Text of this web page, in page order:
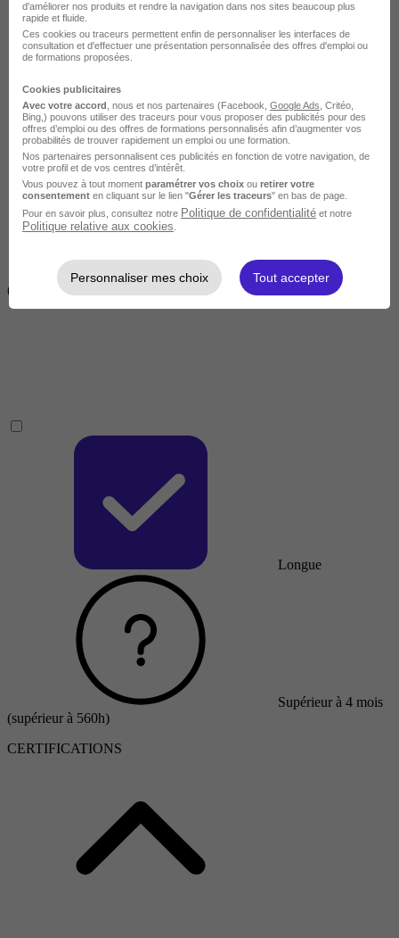
Intermédiaire
2 semaines à 4 mois
( 70h à 560h)
Longue
Supérieur à 4 mois
(supérieur à 560h)
CERTIFICATIONS
d'améliorer nos produits et rendre la navigation dans nos sites beaucoup plus
rapide et fluide.
Ces cookies ou traceurs permettent enfin de personnaliser les interfaces de
consultation et d'effectuer une présentation personnalisée des offres d'emploi ou
de formations proposées.
Cookies publicitaires
Avec votre accord , nous et nos partenaires (Facebook, Google Ads , Critéo,
Bing,) pouvons utiliser des traceurs pour vous proposer des publicités pour des
offres d’emploi ou des offres de formations personnalisés afin d’augmenter vos
probabilités de trouver rapidement un emploi ou une formation.
Nos partenaires personnalisent ces publicités en fonction de votre navigation, de
votre profil et de vos centres d’intérêt.
Vous pouvez à tout moment paramétrer vos choix ou retirer votre
consentement en cliquant sur le lien "Gérer les traceurs" en bas de page.
Pour en savoir plus, consultez notre Politique de confidentialité et notre
Politique relative aux cookies
Personnaliser mes choix Tout accepter